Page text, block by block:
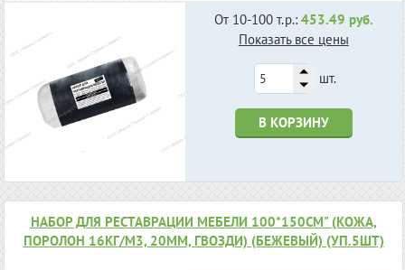
От 10-100 т.р.: 453.49 руб.
Показать все цены
шт.
В КОРЗИНУ
НАБОР ДЛЯ РЕСТАВРАЦИИ МЕБЕЛИ 100*150СМ" (КОЖА,
ПОРОЛОН 16КГ/М3, 20ММ, ГВОЗДИ) (БЕЖЕВЫЙ) (УП.5ШТ)